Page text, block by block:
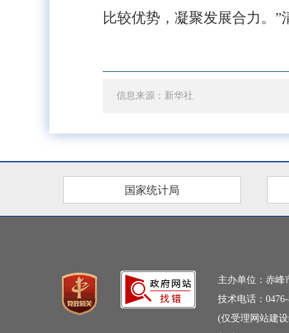
比较优势，凝聚发展合力。”
信息来源：新华社
国家统计局
主办单位：赤峰
技术电话：0476-
(仅受理网站建